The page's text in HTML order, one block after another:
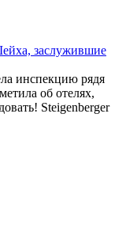
заслужившие
инспекцию рядя
об отелях,
Steigenberger